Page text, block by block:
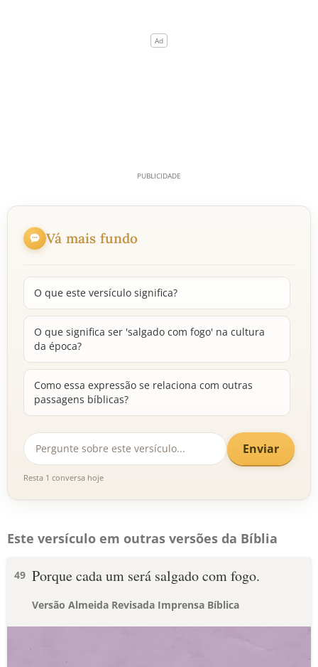
Vá mais fundo
O que este versículo significa?
O que significa ser 'salgado com fogo' na cultura
da época?
Como essa expressão se relaciona com outras
passagens bíblicas?
Enviar
Resta 1 conversa hoje
Este versículo em outras versões da Bíblia
49 Porque cada um será salgado com fogo.
Versão Almeida Revisada Imprensa Bíblica